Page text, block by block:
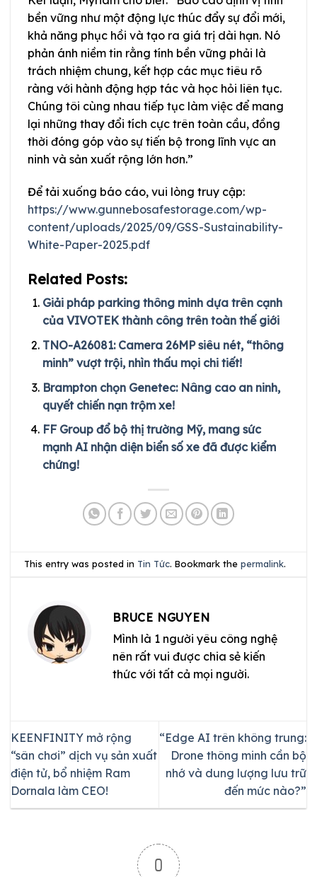
bền vững như một động lực thúc đẩy sự đổi mới,
khả năng phục hồi và tạo ra giá trị dài hạn. Nó
phản ánh niềm tin rằng tính bền vững phải là
trách nhiệm chung, kết hợp các mục tiêu rõ
ràng với hành động hợp tác và học hỏi liên tục.
Chúng tôi cùng nhau tiếp tục làm việc để mang
lại những thay đổi tích cực trên toàn cầu, đồng
thời đóng góp vào sự tiến bộ trong lĩnh vực an
ninh và sản xuất rộng lớn hơn.”
Để tải xuống báo cáo, vui lòng truy cập:
https://www.gunnebosafestorage.com/wp-
content/uploads/2025/09/GSS-Sustainability-
White-Paper-2025.pdf
Related Posts:
Giải pháp parking thông minh dựa trên cạnh
của VIVOTEK thành công trên toàn thế giới
TNO-A26081: Camera 26MP siêu nét, “thông
minh” vượt trội, nhìn thấu mọi chi tiết!
Brampton chọn Genetec: Nâng cao an ninh,
quyết chiến nạn trộm xe!
FF Group đổ bộ thị trường Mỹ, mang sức
mạnh AI nhận diện biển số xe đã được kiểm
chứng!
This entry was posted in Tin Tức. Bookmark thepermalink.
BRUCE NGUYEN
Mình là 1 người yêu công nghệ
nên rất vui được chia sẻ kiến
thức với tất cả mọi người.
KEENFINITY mở rộng
“sân chơi” dịch vụ sản xuất
điện tử, bổ nhiệm Ram
Dornala làm CEO!
“Edge AI trên không trung:
Drone thông minh cần bộ
nhớ và dung lượng lưu trữ
đến mức nào?”
0